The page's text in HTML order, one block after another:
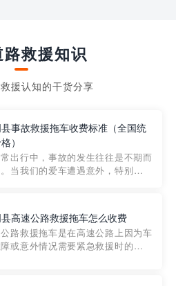
救援知识
援认知的干货分享
事故救援拖车收费标准（全国统
）
出行中，事故的发生往往是不期而
当我们的爱车遭遇意外，特别是在
一下市区事故救援拖车的收费标
及在选用拖车服务时应注...
高速公路救援拖车怎么收费
路救援拖车是在高速公路上因为车
或意外情况需要紧急救援时的必备